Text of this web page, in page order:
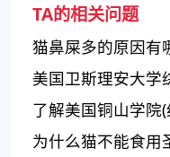
TA的相关问题
猫鼻屎多的原因有
美国卫斯理安大学
概述
了解美国铜山学院
生体验
为什么猫不能食用